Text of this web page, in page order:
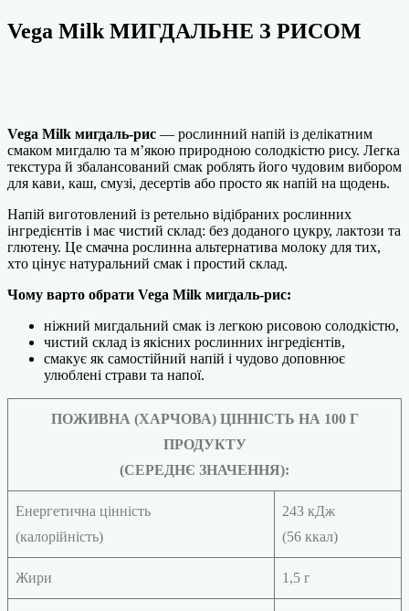
Vega Milk МИГДАЛЬНЕ З РИСОМ
Vega Milk мигдаль-рис — рослинний напій із делікатним
смаком мигдалю та м’якою природною солодкістю рису. Легка
текстура й збалансований смак роблять його чудовим вибором
для кави, каш, смузі, десертів або просто як напій на щодень.
Напій виготовлений із ретельно відібраних рослинних
інгредієнтів і має чистий склад: без доданого цукру, лактози та
глютену. Це смачна рослинна альтернатива молоку для тих,
хто цінує натуральний смак і простий склад.
Чому варто обрати Vega Milk мигдаль-рис:
ніжний мигдальний смак із легкою рисовою солодкістю,
чистий склад із якісних рослинних інгредієнтів,
смакує як самостійний напій і чудово доповнює
улюблені страви та напої.
ПОЖИВНА (ХАРЧОВА) ЦІННІСТЬ НА 100 Г
ПРОДУКТУ
(СЕРЕДНЄ ЗНАЧЕННЯ):
Енергетична цінність
(калорійність)
243 кДж
(56 ккал)
Жири 1,5 г